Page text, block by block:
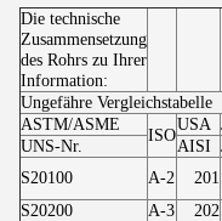
Die technische
Zusammensetzung
des Rohrs zu Ihrer
Information:
Ungefähre Vergleichstabelle
ASTM/ASME
ISO
USA
UNS-Nr.
AISI
S20100
A-2 201
S20200
A-3 202